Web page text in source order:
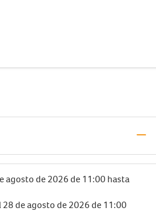
—
agosto de 2026de 11:00 hasta
28 de agosto de 2026de 11:00